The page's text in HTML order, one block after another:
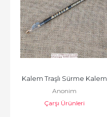
Kalem Traşlı Sürme Kalem
Anonim
Çarşı Ürünleri